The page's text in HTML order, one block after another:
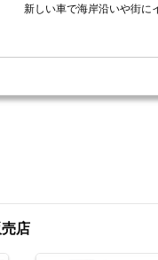
新しい車で海岸沿いや街に
店